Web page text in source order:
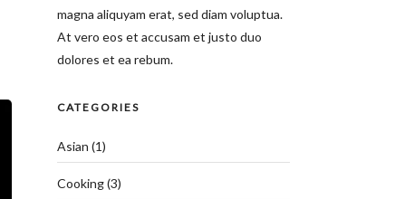
magna aliquyam erat, sed diam voluptua.
At vero eos et accusam et justo duo
dolores et ea rebum.
CATEGORIES
Asian (1)
Cooking(3)